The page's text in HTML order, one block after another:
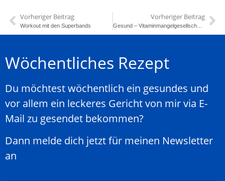
Vorheriger Beitrag
Workout mit den Superbands
Vorheriger Beitrag
Gesund – Vitaminmangelgesellschaft?
Wöchentliches Rezept
Du möchtest wöchentlich ein gesundes und
vor allem ein leckeres Gericht von mir via E-
Mail zu gesendet bekommen?
Dann melde dich jetzt für meinen Newsletter
an